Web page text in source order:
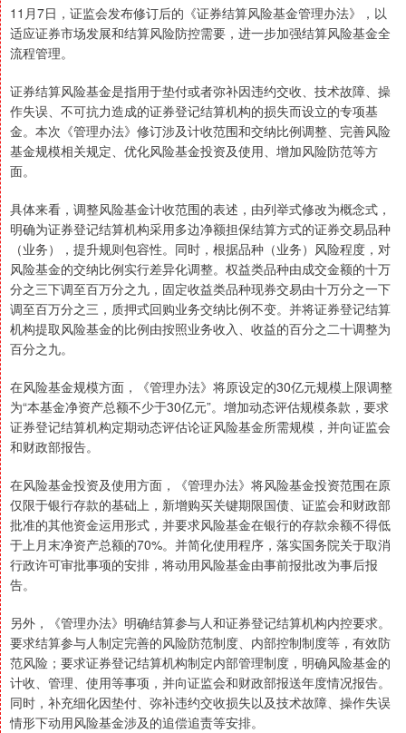
11月7日，证监会发布修订后的《证券结算风险基金管理办法》，以
适应证券市场发展和结算风险防控需要，进一步加强结算风险基金全
流程管理。
证券结算风险基金是指用于垫付或者弥补因违约交收、技术故障、操
作失误、不可抗力造成的证券登记结算机构的损失而设立的专项基
金。本次《管理办法》修订涉及计收范围和交纳比例调整、完善风险
基金规模相关规定、优化风险基金投资及使用、增加风险防范等方
面。
具体来看，调整风险基金计收范围的表述，由列举式修改为概念式，
明确为证券登记结算机构采用多边净额担保结算方式的证券交易品种
（业务），提升规则包容性。同时，根据品种（业务）风险程度，对
风险基金的交纳比例实行差异化调整。权益类品种由成交金额的十万
分之三下调至百万分之九，固定收益类品种现券交易由十万分之一下
调至百万分之三，质押式回购业务交纳比例不变。并将证券登记结算
机构提取风险基金的比例由按照业务收入、收益的百分之二十调整为
百分之九。
在风险基金规模方面，《管理办法》将原设定的30亿元规模上限调整
为“本基金净资产总额不少于30亿元”。增加动态评估规模条款，要求
证券登记结算机构定期动态评估论证风险基金所需规模，并向证监会
和财政部报告。
在风险基金投资及使用方面，《管理办法》将风险基金投资范围在原
仅限于银行存款的基础上，新增购买关键期限国债、证监会和财政部
批准的其他资金运用形式，并要求风险基金在银行的存款余额不得低
于上月末净资产总额的70%。并简化使用程序，落实国务院关于取消
行政许可审批事项的安排，将动用风险基金由事前报批改为事后报
告。
另外，《管理办法》明确结算参与人和证券登记结算机构内控要求。
要求结算参与人制定完善的风险防范制度、内部控制制度等，有效防
范风险；要求证券登记结算机构制定内部管理制度，明确风险基金的
计收、管理、使用等事项，并向证监会和财政部报送年度情况报告。
同时，补充细化因垫付、弥补违约交收损失以及技术故障、操作失误
情形下动用风险基金涉及的追偿追责等安排。